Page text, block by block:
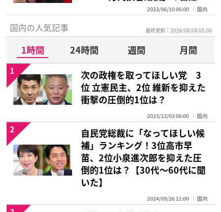
2023/06/10 06:00 国内
国内の人気記事 最終更新：2026/08/08 05:00
1時間 24時間 週間
月間
次の政権を取ってほしい党 3
位 立憲民主、2位 維新を抑えた
衝撃の圧倒的1位は？
2023/12/03 06:00 国内
1
自民党総裁に「なってほしい候
補」ランキング！3位高市早
苗、2位小泉進次郎を抑えた圧
倒的1位は？【30代〜60代に聞
いた】
2024/09/26 11:00 国内
2